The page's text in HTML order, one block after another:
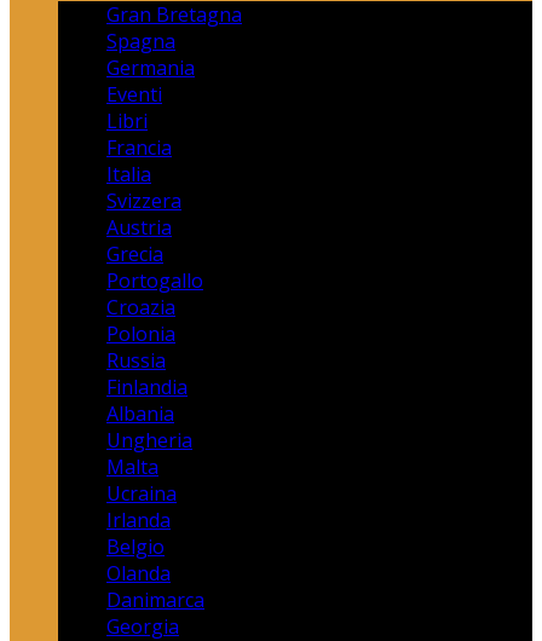
Gran Bretagna
Spagna
Germania
Eventi
Libri
Francia
Italia
Svizzera
Austria
Grecia
Portogallo
Croazia
Polonia
Russia
Finlandia
Albania
Ungheria
Malta
Ucraina
Irlanda
Belgio
Olanda
Danimarca
Georgia